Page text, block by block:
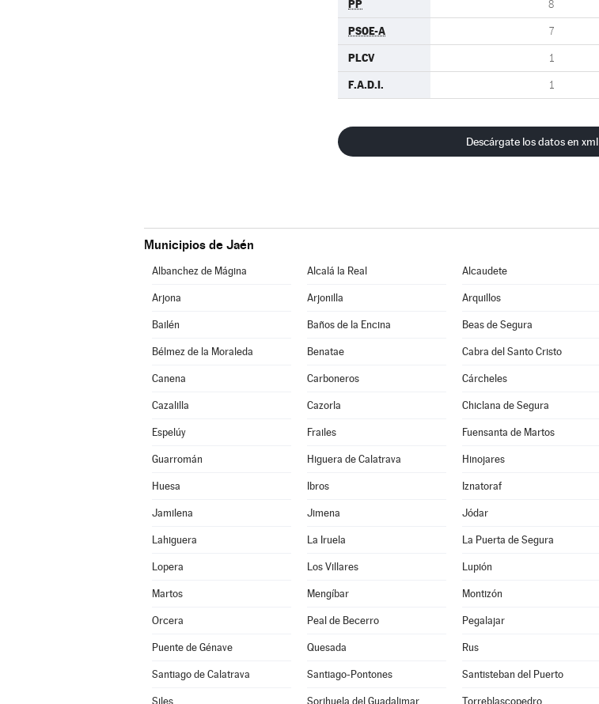
PP 8
PSOE-A 7
PLCV 1
F.A.D.I. 1
Descárgate los datos en xml
Municipios de Jaén
Albanchez de Mágina Alcalá la Real Alcaudete
Arjona Arjonilla Arquillos
Bailén Baños de la Encina Beas de Segura
Bélmez de la Moraleda Benatae Cabra del Santo Cristo
Canena Carboneros Cárcheles
Cazalilla Cazorla Chiclana de Segura
Espelúy Frailes Fuensanta de Martos
Guarromán Higuera de Calatrava Hinojares
Huesa Ibros Iznatoraf
Jamilena Jimena Jódar
Lahiguera La Iruela La Puerta de Segura
Lopera Los Villares Lupión
Martos Mengíbar Montizón
Orcera Peal de Becerro Pegalajar
Puente de Génave Quesada Rus
Santiago de Calatrava Santiago-Pontones Santisteban del Puerto
Siles Sorihuela del Guadalimar Torreblascopedro